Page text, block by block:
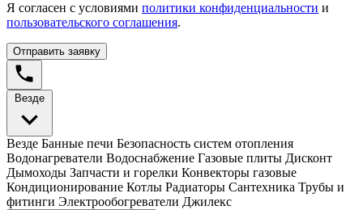
Я согласен с условиями политики конфиденциальности и
пользовательского соглашения.
Отправить заявку
Везде
Везде Банные печи Безопасность систем отопления
Водонагреватели Водоснабжение Газовые плиты Дисконт
Дымоходы Запчасти и горелки Конвекторы газовые
Кондиционирование Котлы Радиаторы Сантехника Трубы и
фитинги Электрообогреватели Джилекс